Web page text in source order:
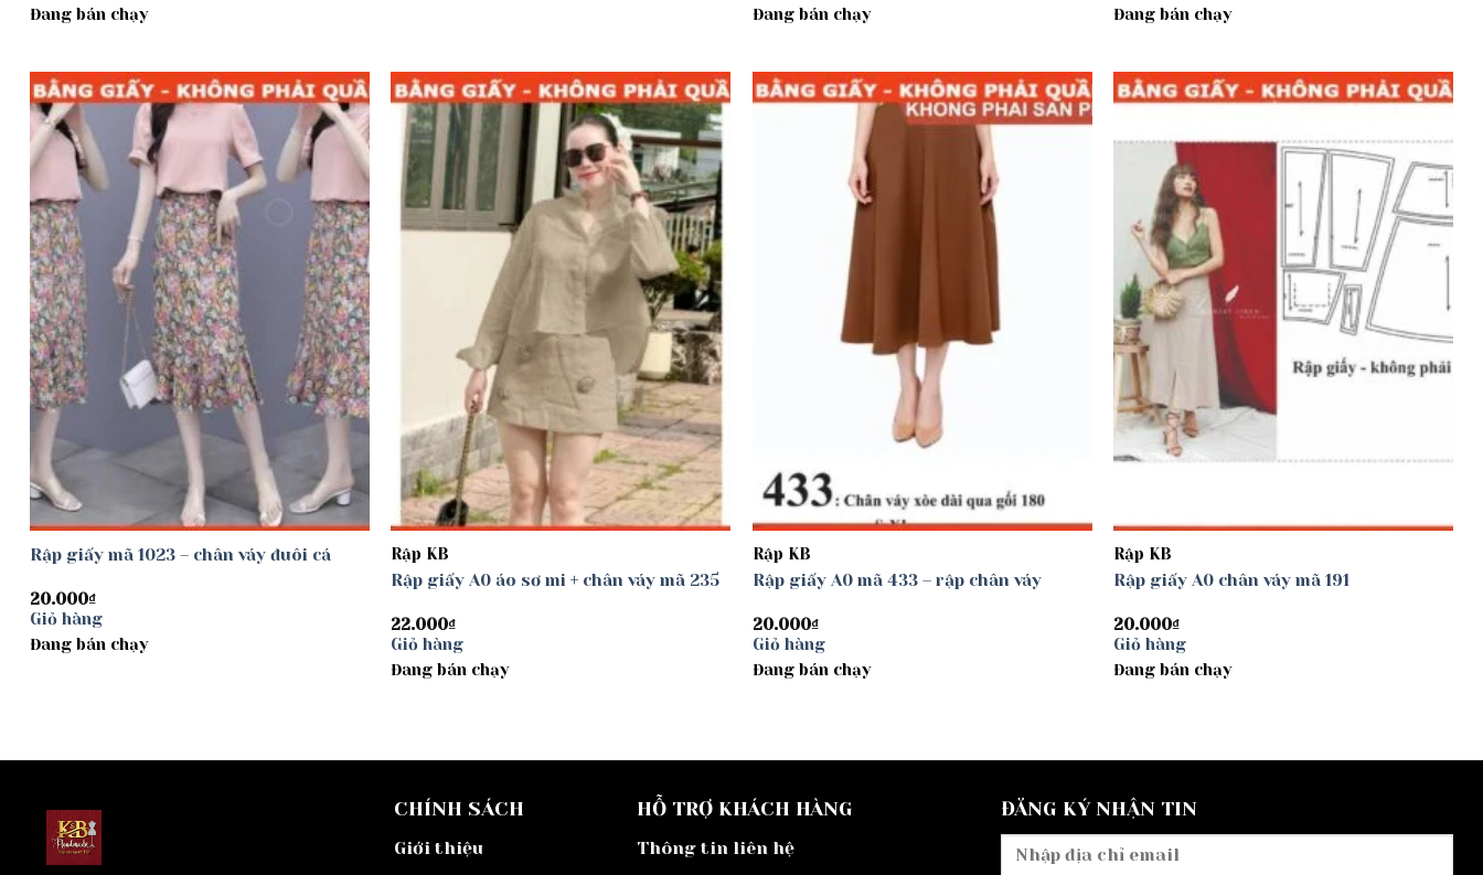
Đang bán chạy
Đang bán chạy
Đang bán chạy
Add to
wishlist
Rập giấy mã 1023 – chân váy đuôi cá
20.000₫
Giỏ hàng
Đang bán chạy
Add to
wishlist
Rập KB
Rập giấy A0 áo sơ mi + chân váy mã 235
22.000₫
Giỏ hàng
Đang bán chạy
Rập KB
Rập giấy A0 mã 433 – rập chân váy
20.000₫
Giỏ hàng
Đang bán chạy
wishlist
Rập KB
Rập giấy A0 chân váy mã 191
20.000₫
Giỏ hàng
Đang bán chạy
CHÍNH SÁCH
Giới thiệu
HỖ TRỢ KHÁCH HÀNG
Thông tin liên hệ
ĐĂNG KÝ NHẬN TIN